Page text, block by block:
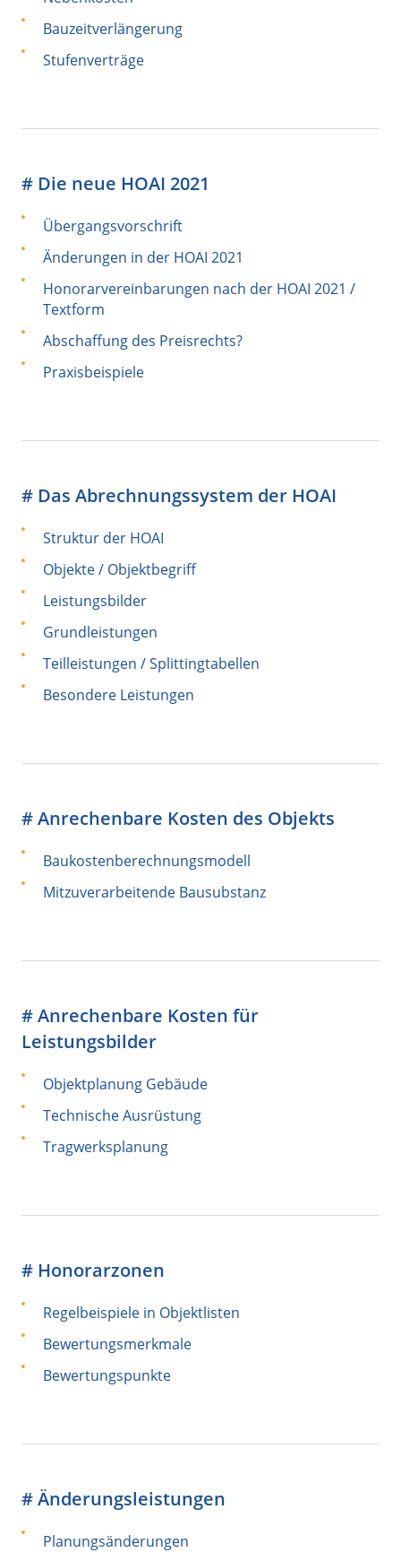
Bauzeitverlängerung
Stufenverträge
# Die neue HOAI 2021
Übergangsvorschrift
Änderungen in der HOAI 2021
Honorarvereinbarungen nach der HOAI 2021 /
Textform
Abschaffung des Preisrechts?
Praxisbeispiele
# Das Abrechnungssystem der HOAI
Struktur der HOAI
Objekte / Objektbegriff
Leistungsbilder
Grundleistungen
Teilleistungen / Splittingtabellen
Besondere Leistungen
# Anrechenbare Kosten des Objekts
Baukostenberechnungsmodell
Mitzuverarbeitende Bausubstanz
# Anrechenbare Kosten für
Leistungsbilder
Objektplanung Gebäude
Technische Ausrüstung
Tragwerksplanung
# Honorarzonen
Regelbeispiele in Objektlisten
Bewertungsmerkmale
Bewertungspunkte
# Änderungsleistungen
Planungsänderungen